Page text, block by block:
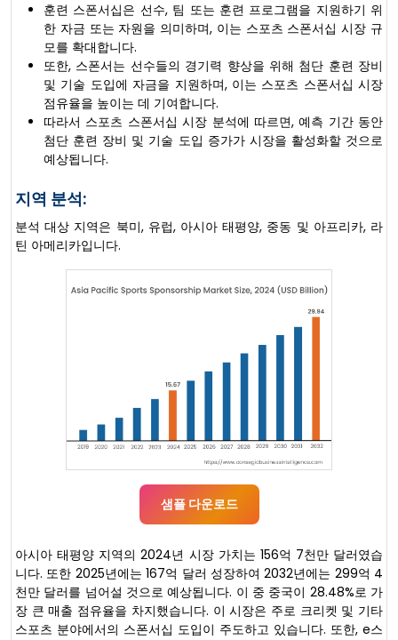
훈련 스폰서십은 선수, 팀 또는 훈련 프로그램을 지원하기 위
한 자금 또는 자원을 의미하며, 이는 스포츠 스폰서십 시장 규
모를 확대합니다.
또한, 스폰서는 선수들의 경기력 향상을 위해 첨단 훈련 장비
및 기술 도입에 자금을 지원하며, 이는 스포츠 스폰서십 시장
점유율을 높이는 데 기여합니다.
따라서 스포츠 스폰서십 시장 분석에 따르면, 예측 기간 동안
첨단 훈련 장비 및 기술 도입 증가가 시장을 활성화할 것으로
예상됩니다.
지역 분석:
분석 대상 지역은 북미, 유럽, 아시아 태평양, 중동 및 아프리카, 라
틴 아메리카입니다.
샘플 다운로드
아시아 태평양 지역의 2024년 시장 가치는 156억 7천만 달러였습
니다. 또한 2025년에는 167억 달러 성장하여 2032년에는 299억 4
천만 달러를 넘어설 것으로 예상됩니다. 이 중 중국이 28.48%로 가
장 큰 매출 점유율을 차지했습니다. 이 시장은 주로 크리켓 및 기타
스포츠 분야에서의 스폰서십 도입이 주도하고 있습니다. 또한, e스